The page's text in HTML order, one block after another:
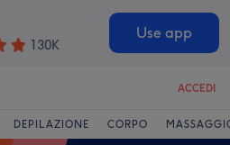
130K
Use app
ACCEDI
DEPILAZIONE CORPO